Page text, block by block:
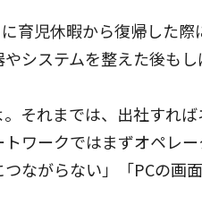
育児休暇から復帰した
システムを整えた後も
それまでは、出社すれ
ワークではまずオペレ
ながらない」「PCの画